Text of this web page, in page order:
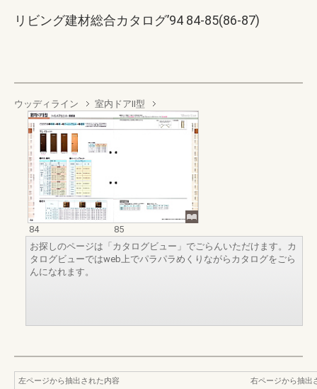
リビング建材総合カタログ’94 84-85(86-87)
ウッディライン 室内ドアⅡ型
84
85
お探しのページは「カタログビュー」でごらんいただけます。カ
タログビューではweb上でパラパラめくりながらカタログをごら
んになれます。
左ページから抽出された内容
右ページから抽出